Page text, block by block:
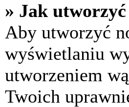
» Jak
Aby utworzyć
wyświetlaniu
utworzeniem
Twoich